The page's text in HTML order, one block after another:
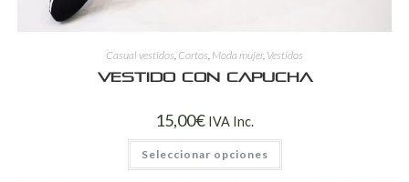
Casual vestidos, Cortos, Moda mujer, Vestidos
Vestido con capucha
15,00€ IVA Inc.
Seleccionar opciones